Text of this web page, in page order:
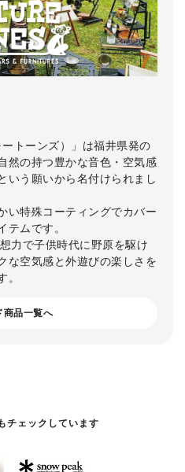
トーンズ）」は福井県発の
然の持つ豊かな音色・空気感
いう願いから名付けられまし
い特殊コーティングでカバー
テムです。
力で子供時代に野原を駆け
な空気感と外遊びの楽しさを
商品一覧へ
チェックしています